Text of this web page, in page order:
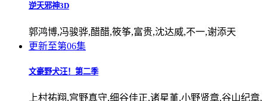
逆天邪神3D
郭鸿博,冯骏骅,醋醋,筱筝,富贵,沈达威,不一,谢添天
更新至第06集
文豪野犬汪！第二季
上村祐翔,宫野真守,细谷佳正,诸星堇,小野贤章,谷山纪章,